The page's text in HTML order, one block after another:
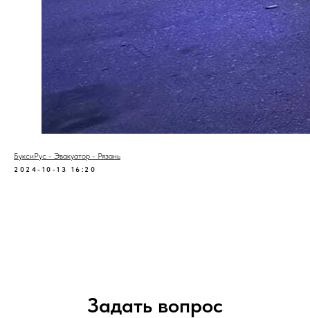
БуксиРус - Эвакуатор - Рязань
2024-10-13 16:20
Задать вопрос